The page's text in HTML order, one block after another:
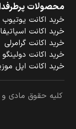
محصولات
خرید اکانت
خرید اکانت
خرید اکانت گرامرلی
خرید اکانت دولینگو
خرید اکانت اپل
کلیه حقوق مادی